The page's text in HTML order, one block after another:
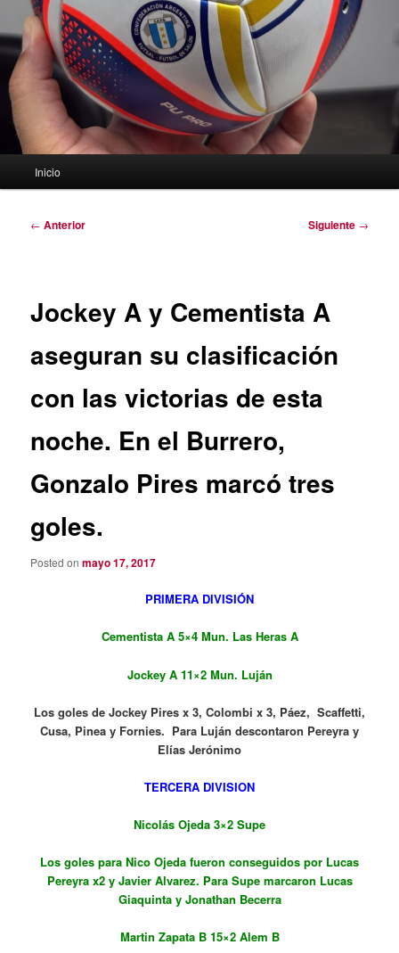
Inicio
Navegación
← Anterior Siguiente →
Jockey A y Cementista A
aseguran su clasificación
con las victorias de esta
noche. En el Burrero,
Gonzalo Pires marcó tres
goles.
Posted onmayo 17, 2017
PRIMERA DIVISIÓN
Cementista A 5×4 Mun. Las Heras A
Jockey A 11×2 Mun. Luján
Los goles de Jockey Pires x 3, Colombi x 3, Páez, Scaffetti,
Cusa, Pinea y Fornies. Para Luján descontaron Pereyra y
Elías Jerónimo
TERCERA DIVISION
Nicolás Ojeda 3×2 Supe
Los goles para Nico Ojeda fueron conseguidos por Lucas
Pereyra x2 y Javier Alvarez. Para Supe marcaron Lucas
Giaquinta y Jonathan Becerra
Martin Zapata B 15×2 Alem B